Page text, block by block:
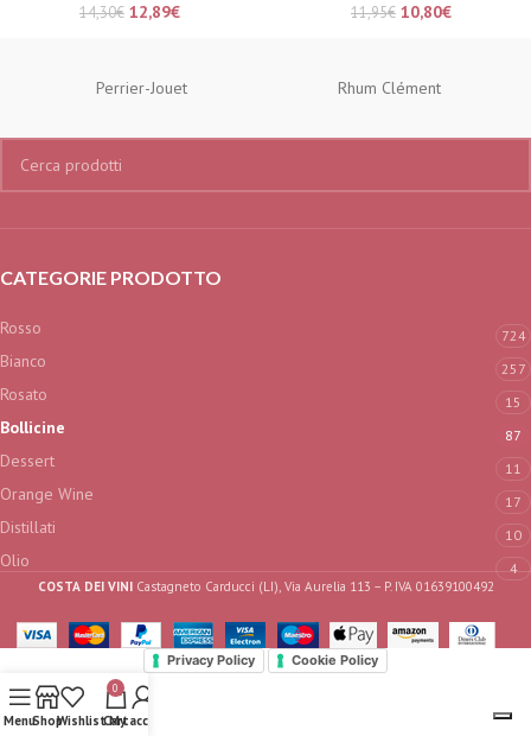
14,30€ 12,89€ 11,95€ 10,80€
Perrier-Jouet Rhum Clément
CATEGORIE PRODOTTO
Rosso 724
Bianco 257
Rosato 15
Bollicine 87
Dessert 11
Orange Wine 17
Distillati 10
Olio 4
COSTA DEI VINI Castagneto Carducci (LI), Via Aurelia 113 – P. IVA 01639100492
MenuShopWishlist
0
Cart
My account
Privacy Policy Cookie Policy